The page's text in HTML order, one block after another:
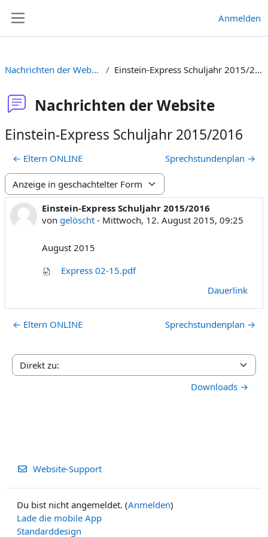
Anmelden
Nachrichten der Website Einstein-Express Schuljahr 2015/2016
Nachrichten der Website
Einstein-Express Schuljahr 2015/2016
← Eltern ONLINE Sprechstundenplan →
Anzeigemodus
Einstein-Express Schuljahr 2015/2016
von gelöscht - Mittwoch, 12. August 2015, 09:25
Anzahl Antworten: 0
August 2015
Express 02-15.pdf
Dauerlink
← Eltern ONLINE Sprechstundenplan →
Direkt zu:
Downloads →
Website-Support
Du bist nicht angemeldet. (Anmelden)
Lade die mobile App
Standarddesign